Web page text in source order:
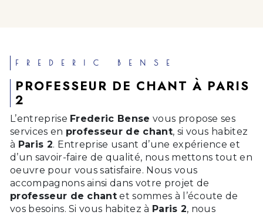
FREDERIC BENSE
PROFESSEUR DE CHANT À PARIS
2
L’entreprise Frederic Bense vous propose ses
services en professeur de chant, si vous habitez
à Paris 2. Entreprise usant d’une expérience et
d’un savoir-faire de qualité, nous mettons tout en
oeuvre pour vous satisfaire. Nous vous
accompagnons ainsi dans votre projet de
professeur de chant et sommes à l’écoute de
vos besoins. Si vous habitez à Paris 2, nous